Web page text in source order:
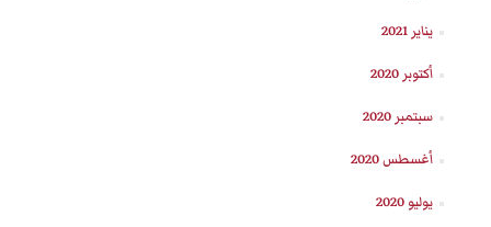
يناير 2021
أكتوبر 2020
سبتمبر 2020
أغسطس 2020
يوليو 2020